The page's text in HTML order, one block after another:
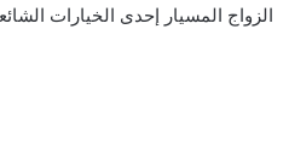
الزواج المسيار إحدى الخيارات